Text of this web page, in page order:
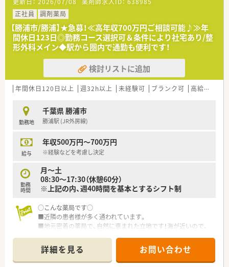
正社員
調剤薬局
【勝浦市/勝浦】★急募！≪高年収700万円ご相談可能♪≫年
間休日123日◎勤務コース選択可＆条件により社宅あり/整
形外科メイン◆駅から圏内で通勤も便利です！
検討リストに追加
年間休日120日以上 週32h以上 未経験可 ブランク可 高給与(600万円以上)
勤務地
千葉県 勝浦市
勝浦駅 (JR外房線)
給与
年収500万円～700万円
※経験などを考慮し決定
勤務
時間
月～土
08:30～17:30（休憩60分）
※上記の内、週40時間を基本とするシフト制
○こんな薬局です○
■近隣の患者様が多く通われています。
■地元密着の薬局で、自然に恵まれた立地です！海が近いので、
すので、転居を伴う方も安心！
■定期的に勉強会を開催しています。
詳細を見る お問い合わせ